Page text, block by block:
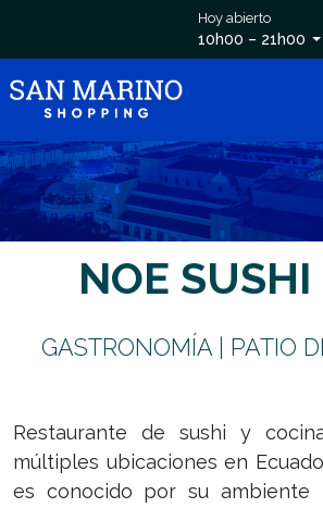
Hoy abierto
10h00 – 21h00
NOE SUSHI
GASTRONOMÍA | PATIO
Restaurante de sushi y
múltiples ubicaciones en
es conocido por su ambiente